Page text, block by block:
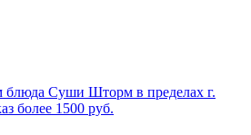
блюда Суши Шторм в пределах г.
более 1500 руб.